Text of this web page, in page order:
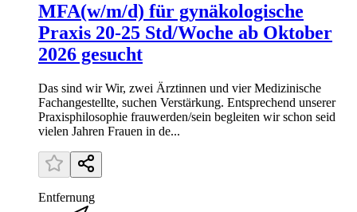
MFA(w/m/d) für gynäkologische
Praxis 20-25 Std/Woche ab Oktober
2026 gesucht
Das sind wir Wir, zwei Ärztinnen und vier Medizinische
Fachangestellte, suchen Verstärkung. Entsprechend unserer
Praxisphilosophie frauwerden/sein begleiten wir schon seid
vielen Jahren Frauen in de...
Entfernung